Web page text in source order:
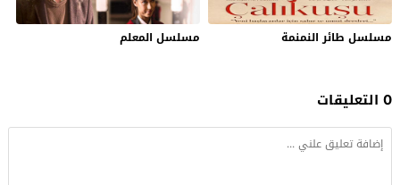
مسلسل طائر النمنمة مسلسل المعلم
0 التعليقات